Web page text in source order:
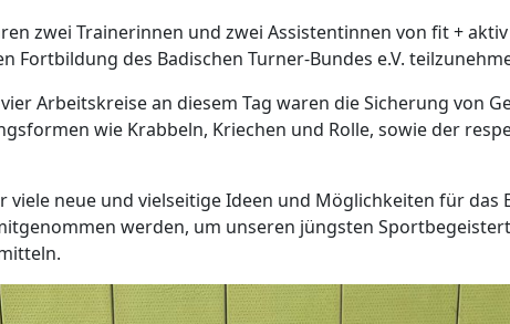
zwei Trainerinnen und zwei Assistentinnen von fit +
Fortbildung des Badischen Turner-Bundes e.V.
Arbeitskreise an diesem Tag waren die Sicherung von
wie Krabbeln, Kriechen und Rolle, sowie der
viele neue und vielseitige Ideen und Möglichkeiten für das
werden, um unseren jüngsten